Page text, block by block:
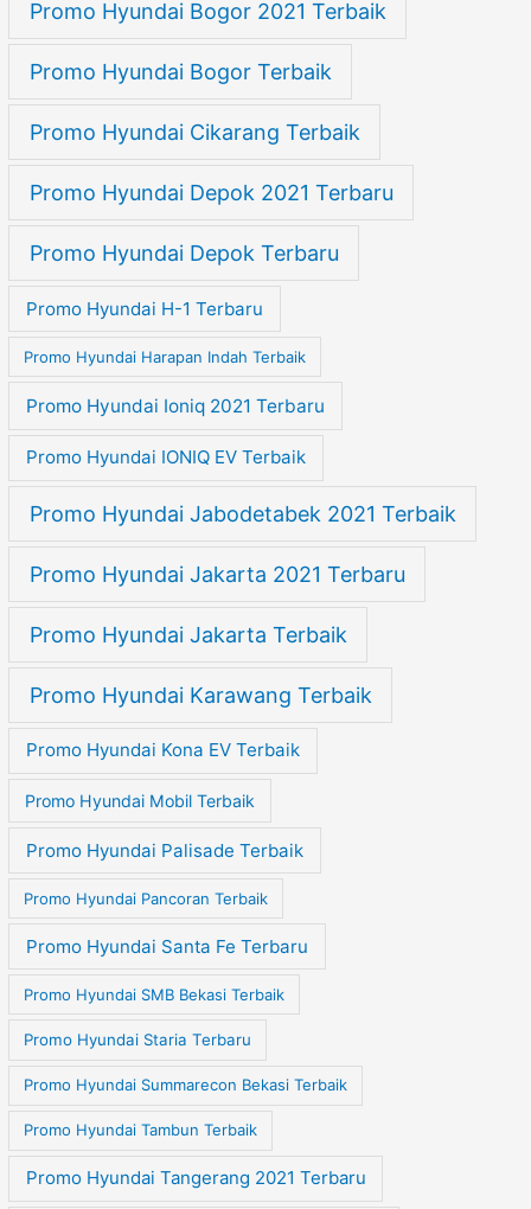
Promo Hyundai Bogor 2021 Terbaik
Promo Hyundai Bogor Terbaik
Promo Hyundai Cikarang Terbaik
Promo Hyundai Depok 2021 Terbaru
Promo Hyundai Depok Terbaru
Promo Hyundai H-1 Terbaru
Promo Hyundai Harapan Indah Terbaik
Promo Hyundai Ioniq 2021 Terbaru
Promo Hyundai IONIQ EV Terbaik
Promo Hyundai Jabodetabek 2021 Terbaik
Promo Hyundai Jakarta 2021 Terbaru
Promo Hyundai Jakarta Terbaik
Promo Hyundai Karawang Terbaik
Promo Hyundai Kona EV Terbaik
Promo Hyundai Mobil Terbaik
Promo Hyundai Palisade Terbaik
Promo Hyundai Pancoran Terbaik
Promo Hyundai Santa Fe Terbaru
Promo Hyundai SMB Bekasi Terbaik
Promo Hyundai Staria Terbaru
Promo Hyundai Summarecon Bekasi Terbaik
Promo Hyundai Tambun Terbaik
Promo Hyundai Tangerang 2021 Terbaru